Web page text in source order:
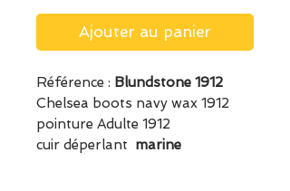
Ajouter au panier
Référence : Blundstone 1912
Chelsea boots navy wax 1912
pointure Adulte 1912
cuir déperlant marine